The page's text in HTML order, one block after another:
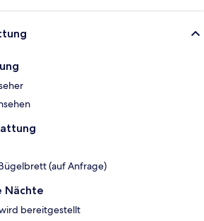
(auf Anfrage)
Nächte
bereitgestellt